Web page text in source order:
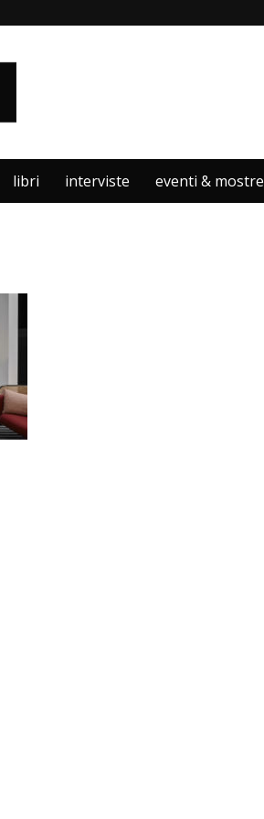
libri interviste eventi & mostre